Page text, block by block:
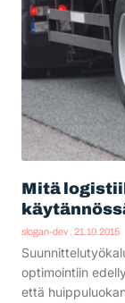
Mitä
slogan-dev 21.10.2015
optimointiin
että